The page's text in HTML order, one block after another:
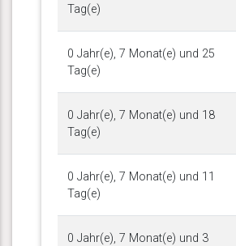
Tag(e)
0 Jahr(e), 7 Monat(e) und 25
Tag(e)
0 Jahr(e), 7 Monat(e) und 18
Tag(e)
0 Jahr(e), 7 Monat(e) und 11
Tag(e)
0 Jahr(e), 7 Monat(e) und 3